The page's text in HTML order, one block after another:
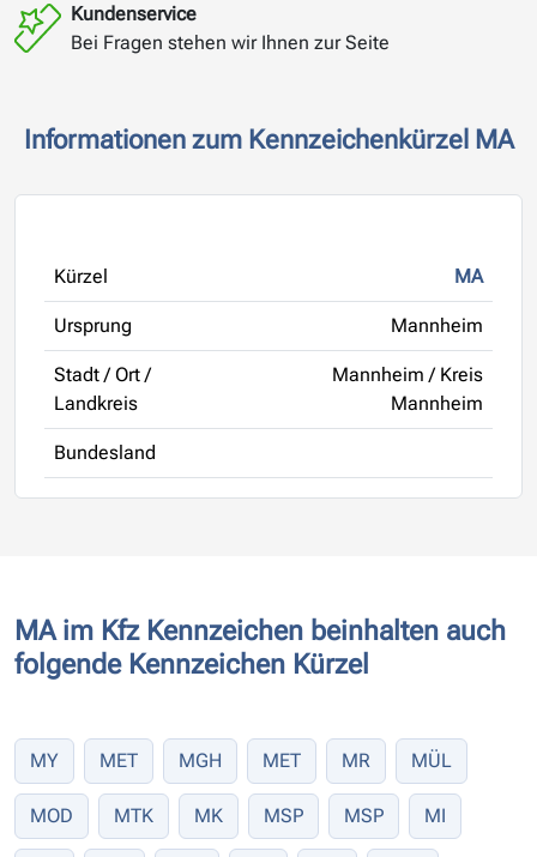
Kundenservice
Bei Fragen stehen wir Ihnen zur Seite
Informationen zum Kennzeichenkürzel MA
Kürzel MA
Ursprung Mannheim
Stadt / Ort /
Landkreis
Mannheim / Kreis
Mannheim
Bundesland
MA im Kfz Kennzeichen beinhalten auch
folgende Kennzeichen Kürzel
MY MET MGH MET MR MÜL
MOD MTK MK MSP MSP MI